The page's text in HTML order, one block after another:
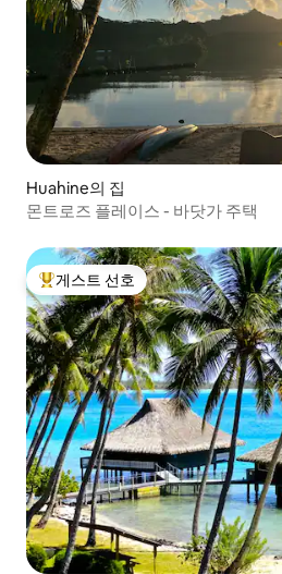
Huahine의 집
몬트로즈 플레이스 - 바닷가 주택
상위 게스트 선호
게스트 선호